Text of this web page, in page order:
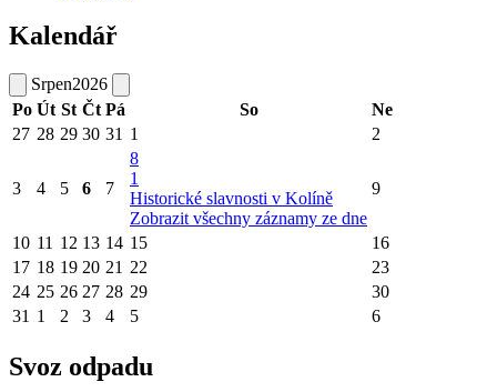
Kalendář
Srpen2026
Po Út St Čt Pá So
Ne
27 28 29 30 31 1 2
3 4 5 6 7
8
1
Historické slavnosti v Kolíně
Zobrazit všechny záznamy ze dne
9
10 11 12 13 14 15
16
17 18 19 20 21 22
23
24 25 26 27 28 29
30
31 1 2 3 4 5 6
Svoz odpadu